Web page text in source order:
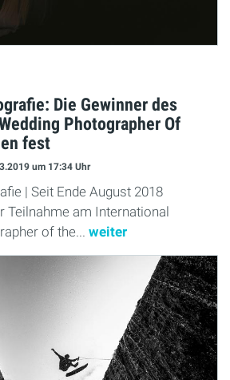
Die Gewinner des
Photographer Of
fest
um 17:34 Uhr
| Seit Ende August 2018
Teilnahme am International
of the... weiter